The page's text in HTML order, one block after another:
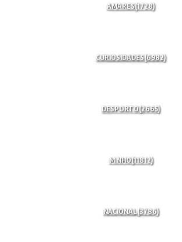
AMARES(1728)
CURIOSIDADES(6982)
DESPORTO(2665)
MINHO(11812)
NACIONAL(3786)